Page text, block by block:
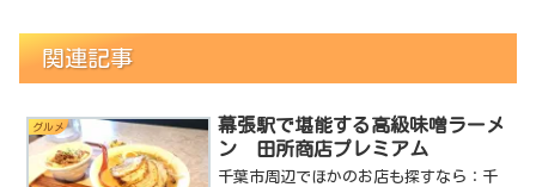
関連記事
グルメ
幕張駅で堪能する高級味噌ラーメ
ン 田所商店プレミアム
千葉市周辺でほかのお店も探すなら：千